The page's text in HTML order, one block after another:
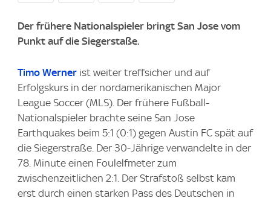
Der frühere Nationalspieler bringt San Jose vom
Punkt auf die Siegerstaße.
Timo Werner ist weiter treffsicher und auf
Erfolgskurs in der nordamerikanischen Major
League Soccer (MLS). Der frühere Fußball-
Nationalspieler brachte seine San Jose
Earthquakes beim 5:1 (0:1) gegen Austin FC spät auf
die Siegerstraße. Der 30-Jährige verwandelte in der
78. Minute einen Foulelfmeter zum
zwischenzeitlichen 2:1. Der Strafstoß selbst kam
erst durch einen starken Pass des Deutschen in